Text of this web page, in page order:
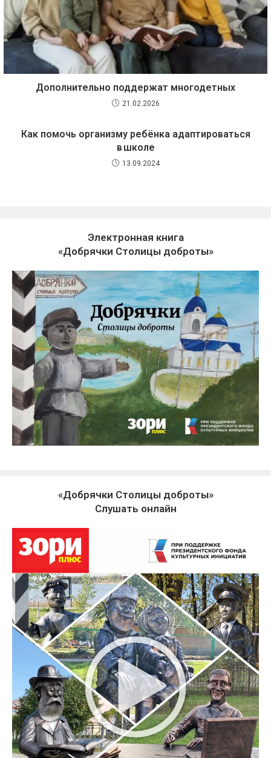
Дополнительно поддержат многодетных
21.02.2026
Как помочь организму ребёнка адаптироваться
в школе
13.09.2024
Электронная книга
«Добрячки Столицы доброты»
«Добрячки Столицы доброты»
Слушать онлайн